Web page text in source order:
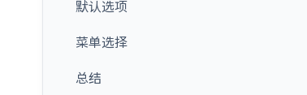
默认选项
菜单选择
总结